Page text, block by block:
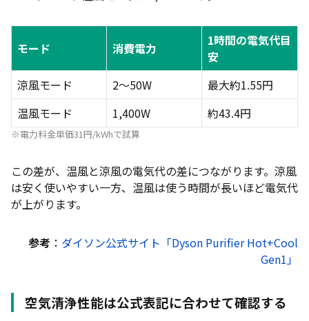
モード 消費電力
1時間の電気代目
安
涼風モード
2〜50W
最大約1.55円
温風モード
1,400W 約43.4円
※電力料金単価31円/kWhで試算
この差が、温風と涼風の電気代の差につながります。涼風
は安く使いやすい一方、温風は使う時間が長いほど電気代
が上がります。
参考 ： ダイソン公式サイト「Dyson Purifier Hot+Cool
Gen1」
空気清浄性能は公式表記に合わせて確認する